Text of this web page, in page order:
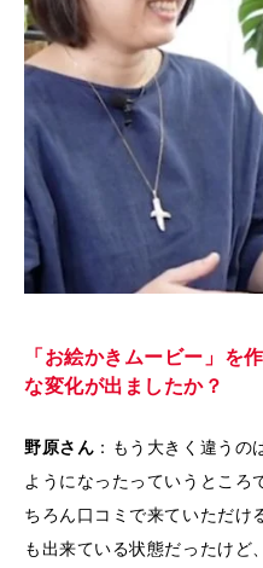
「お絵かきムービー」を
な変化が出ましたか？
野原さん ：もう大きく違う
ようになったっていうところ
ちろん口コミで来ていただけ
も出来ている状態だったけど